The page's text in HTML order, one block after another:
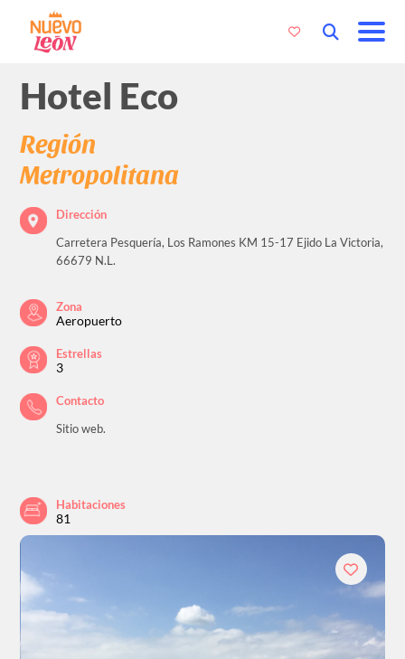
Hotel Eco
Región
Metropolitana
Dirección
Carretera Pesquería, Los Ramones KM 15-17 Ejido La Victoria,
66679 N.L.
Zona
Aeropuerto
Estrellas
3
Contacto
Sitio web.
Habitaciones
81